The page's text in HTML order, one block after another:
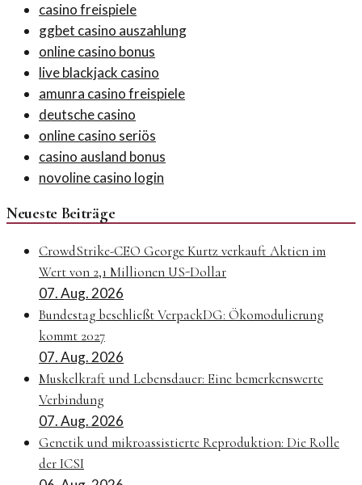
casino freispiele
ggbet casino auszahlung
online casino bonus
live blackjack casino
amunra casino freispiele
deutsche casino
online casino seriös
casino ausland bonus
novoline casino login
Neueste Beiträge
CrowdStrike-CEO George Kurtz verkauft Aktien im
Wert von 2,1 Millionen US-Dollar
07. Aug. 2026
Bundestag beschließt VerpackDG: Ökomodulierung
kommt 2027
07. Aug. 2026
Muskelkraft und Lebensdauer: Eine bemerkenswerte
Verbindung
07. Aug. 2026
Genetik und mikroassistierte Reproduktion: Die Rolle
der ICSI